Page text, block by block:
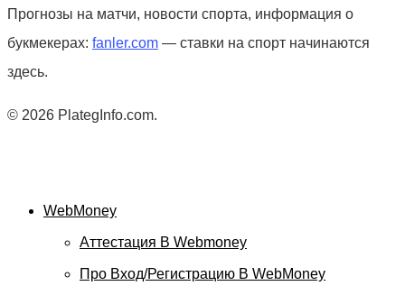
Прогнозы на матчи, новости спорта, информация о
букмекерах: fanler.com — ставки на спорт начинаются
здесь.
© 2026 PlategInfo.com.
WebMoney
Аттестация В Webmoney
Про Вход/регистрацию В WebMoney